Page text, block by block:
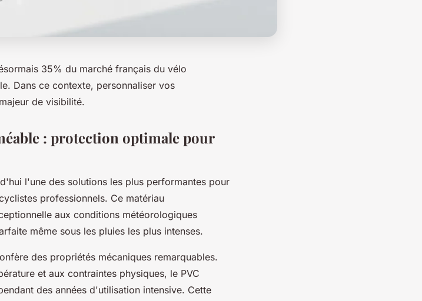
35% du marché français du vélo
Dans ce contexte, personnaliser vos
de visibilité.
: protection optimale pour
l'une des solutions les plus performantes pour
professionnels. Ce matériau
aux conditions météorologiques
même sous les pluies les plus intenses.
des propriétés mécaniques remarquables.
et aux contraintes physiques, le PVC
des années d'utilisation intensive. Cette